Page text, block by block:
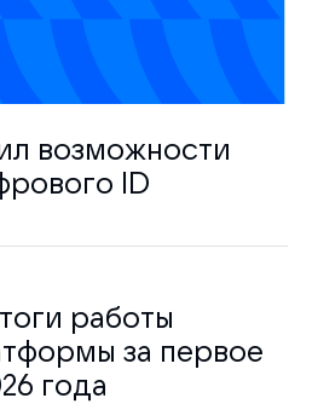
возможности
ID
работы
за первое
года